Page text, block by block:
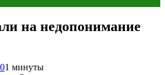
на недопонимание
01 минуты